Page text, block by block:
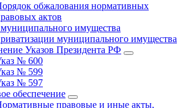
обжалования нормативных
актов
муниципального имущества
муниципального имущества
Указов Президента РФ
№ 600
№ 599
№ 597
обеспечение
правовые и иные акты,